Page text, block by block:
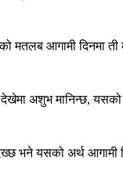
मतलब आगामी दिनमा
अशुभ मानिन्छ,
भने यसको अर्थ